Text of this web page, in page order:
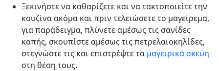
Ξεκινήστε να καθαρίζετε και να τακτοποιείτε την
κουζίνα ακόμα και πριν τελειώσετε το μαγείρεμα,
για παράδειγμα, πλύνετε αμέσως τις σανίδες
κοπής, σκουπίστε αμέσως τις πετρελαιοκηλίδες,
στεγνώστε τις και επιστρέψτε τα μαγειρικά σκεύη
στη θέση τους.